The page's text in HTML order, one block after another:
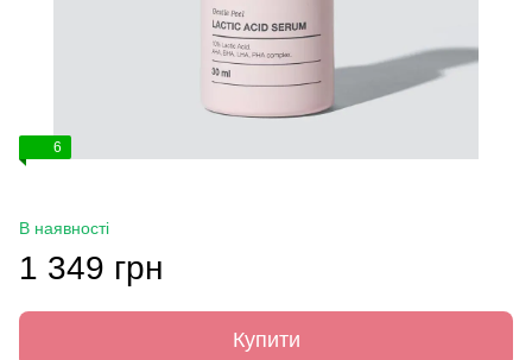
6
В наявності
1 349 грн
Купити